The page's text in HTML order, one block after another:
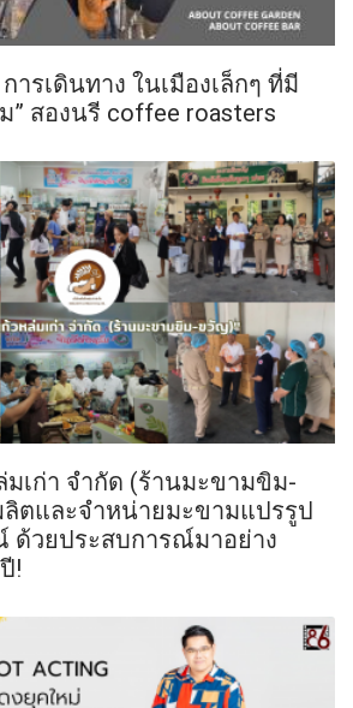
ารเดินทาง ในเมืองเล็กๆ ที่มี
” สองนรี coffee roasters
เก่า จำกัด (ร้านมะขามขิม-
ตและจำหน่ายมะขามแปรรูป
ด้วยประสบการณ์มาอย่าง
!